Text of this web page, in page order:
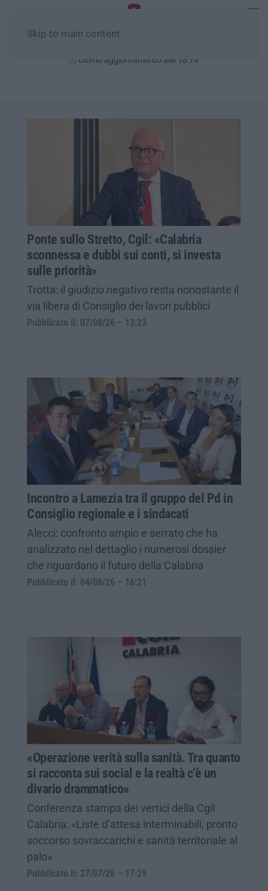
Skip to main content
Ultimo aggiornamento alle 18:19
Ponte sullo Stretto, Cgil: «Calabria
sconnessa e dubbi sui conti, si investa
sulle priorità»
Trotta: il giudizio negativo resta nonostante il
via libera di Consiglio dei lavori pubblici
Pubblicato il: 07/08/26 – 13:23
Incontro a Lamezia tra il gruppo del Pd in
Consiglio regionale e i sindacati
Alecci: confronto ampio e serrato che ha
analizzato nel dettaglio i numerosi dossier
che riguardano il futuro della Calabria
Pubblicato il: 04/08/26 – 16:21
«Operazione verità sulla sanità. Tra quanto
si racconta sui social e la realtà c’è un
divario drammatico»
Conferenza stampa dei vertici della Cgil
Calabria: «Liste d’attesa interminabili, pronto
soccorso sovraccarichi e sanità territoriale al
palo»
Pubblicato il: 27/07/26 – 17:29